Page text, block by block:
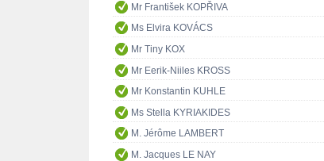
Mr František KOPŘIVA
Ms Elvira KOVÁCS
Mr Tiny KOX
Mr Eerik-Niiles KROSS
Mr Konstantin KUHLE
Ms Stella KYRIAKIDES
M. Jérôme LAMBERT
M. Jacques LE NAY